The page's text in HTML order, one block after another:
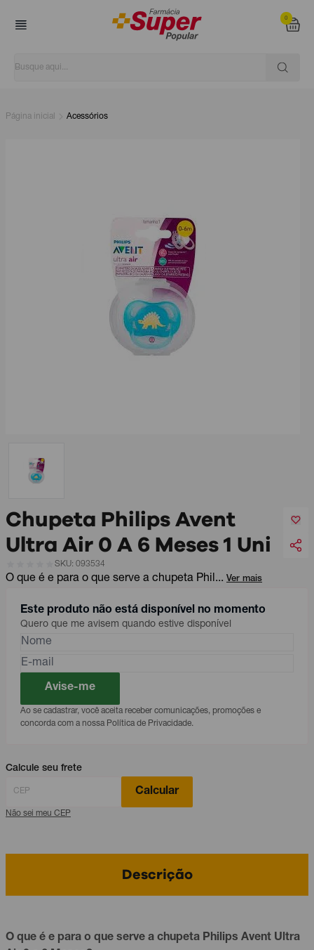
0
Página inicial Acessórios
Chupeta Philips Avent
Ultra Air 0 A 6 Meses 1 Uni
SKU: 093534
O que é e para o que serve a chupeta Phil... Ver mais
Este produto não está disponível no momento
Quero que me avisem quando estive disponível
Avise-me
Ao se cadastrar, você aceita receber comunicações, promoções e
concorda com a nossa Política de Privacidade.
Calcule seu frete
Calcular
Não sei meu CEP
Descrição
O que é e para o que serve a chupeta Philips Avent Ultra